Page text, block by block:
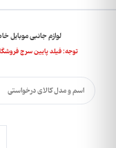
لوازم جانبی موبایل
توجه: فیلد پایین سرچ